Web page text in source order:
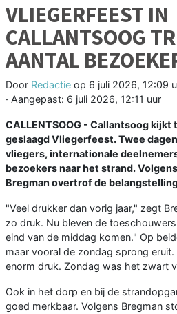
VLIEGERFEEST IN
CALLANTSOOG
AANTAL
Door Redactie op 6 juli 2026, 12:09
· Aangepast: 6 juli 2026, 12:11 uur
CALLENTSOOG - Callantsoog kijkt
geslaagd Vliegerfeest. Twee
vliegers, internationale
bezoekers naar het strand.
Bregman overtrof de
"Veel drukker dan vorig jaar," zegt
zo druk. Nu bleven de
eind van de middag komen." Op
maar vooral de zondag sprong
enorm druk. Zondag was het zwart
Ook in het dorp en bij de
goed merkbaar. Volgens Bregman